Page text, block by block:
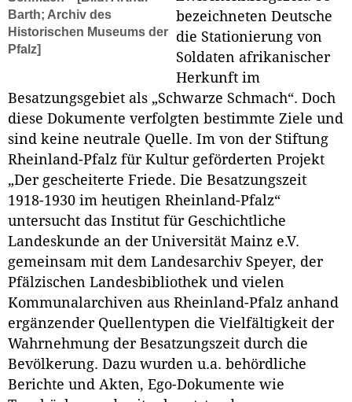
Barth; Archiv des
Historischen Museums der
Pfalz]
bezeichneten Deutsche
die Stationierung von
Soldaten afrikanischer
Herkunft im
Besatzungsgebiet als „Schwarze Schmach“. Doch
diese Dokumente verfolgten bestimmte Ziele und
sind keine neutrale Quelle. Im von der Stiftung
Rheinland-Pfalz für Kultur geförderten Projekt
„Der gescheiterte Friede. Die Besatzungszeit
1918-1930 im heutigen Rheinland-Pfalz“
untersucht das Institut für Geschichtliche
Landeskunde an der Universität Mainz e.V.
gemeinsam mit dem Landesarchiv Speyer, der
Pfälzischen Landesbibliothek und vielen
Kommunalarchiven aus Rheinland-Pfalz anhand
ergänzender Quellentypen die Vielfältigkeit der
Wahrnehmung der Besatzungszeit durch die
Bevölkerung. Dazu wurden u.a. behördliche
Berichte und Akten, Ego-Dokumente wie